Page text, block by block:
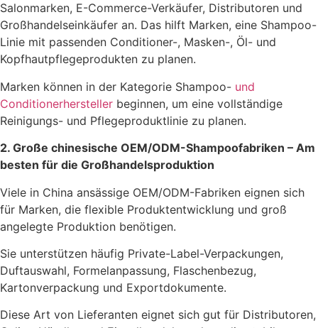
Salonmarken, E-Commerce-Verkäufer, Distributoren und
Großhandelseinkäufer an. Das hilft Marken, eine Shampoo-
Linie mit passenden Conditioner-, Masken-, Öl- und
Kopfhautpflegeprodukten zu planen.
Marken können in der Kategorie Shampoo- und
Conditionerhersteller beginnen, um eine vollständige
Reinigungs- und Pflegeproduktlinie zu planen.
2. Große chinesische OEM/ODM-Shampoofabriken – Am
besten für die Großhandelsproduktion
Viele in China ansässige OEM/ODM-Fabriken eignen sich
für Marken, die flexible Produktentwicklung und groß
angelegte Produktion benötigen.
Sie unterstützen häufig Private-Label-Verpackungen,
Duftauswahl, Formelanpassung, Flaschenbezug,
Kartonverpackung und Exportdokumente.
Diese Art von Lieferanten eignet sich gut für Distributoren,